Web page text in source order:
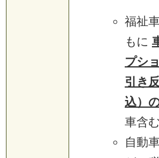
福祉
もに
プシ
引き
込）
車含
自動